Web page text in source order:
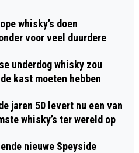
whisky’s doen
voor veel duurdere
underdog whisky zou
kast moeten hebben
jaren 50 levert nu een van
whisky’s ter wereld op
nieuwe Speyside